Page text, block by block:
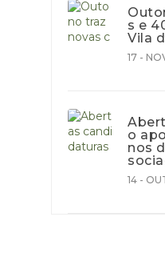
s e
Vila
17 -
o
nos
14 -